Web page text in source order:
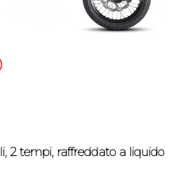
2 tempi, raffreddato a liquido